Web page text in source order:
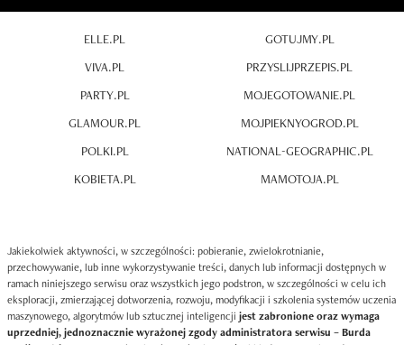
ELLE.PL
VIVA.PL
PARTY.PL
GLAMOUR.PL
POLKI.PL
KOBIETA.PL
GOTUJMY.PL
PRZYSLIJPRZEPIS.PL
MOJEGOTOWANIE.PL
MOJPIEKNYOGROD.PL
NATIONAL-GEOGRAPHIC.PL
MAMOTOJA.PL
Jakiekolwiek aktywności, w szczególności: pobieranie, zwielokrotnianie,
przechowywanie, lub inne wykorzystywanie treści, danych lub informacji dostępnych w
ramach niniejszego serwisu oraz wszystkich jego podstron, w szczególności w celu ich
eksploracji, zmierzającej dotworzenia, rozwoju, modyfikacji i szkolenia systemów uczenia
maszynowego, algorytmów lub sztucznej inteligencji jest zabronione oraz wymaga
uprzedniej, jednoznacznie wyrażonej zgody administratora serwisu – Burda